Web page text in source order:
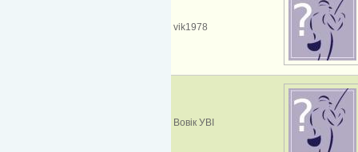
vik1978
Вовік УВІ